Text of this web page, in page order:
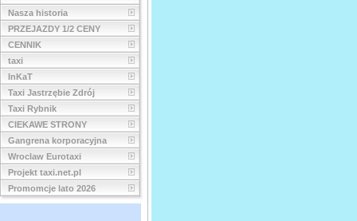
Nasza historia
PRZEJAZDY 1/2 CENY
CENNIK
taxi
InKaT
Taxi Jastrzębie Zdrój
Taxi Rybnik
CIEKAWE STRONY
Gangrena korporacyjna
Wroclaw Eurotaxi
Projekt taxi.net.pl
Promomcje lato 2026